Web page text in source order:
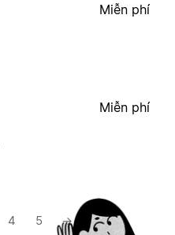
Miễn phí
Miễn phí
4 5 →